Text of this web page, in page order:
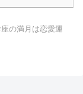
の満月は恋愛運